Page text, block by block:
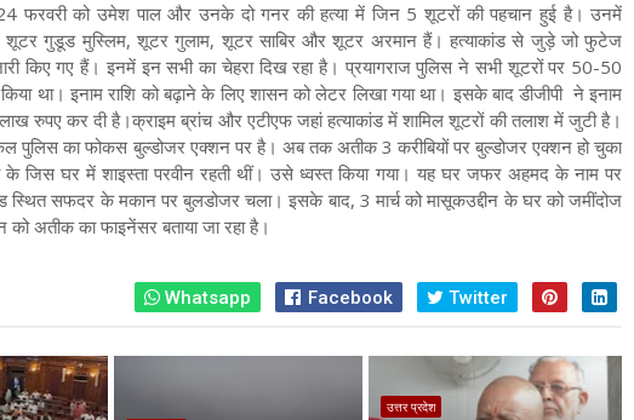
फरवरी को उमेश पाल और उनके दो गनर की हत्या में जिन 5 शूटरों की पहचान हुई है। उनमें
गुडूड मुस्लिम, शूटर गुलाम, शूटर साबिर और शूटर अरमान हैं। हत्याकांड से जुड़े जो फुटेज
किए गए हैं। इनमें इन सभी का चेहरा दिख रहा है। प्रयागराज पुलिस ने सभी शूटरों पर 50-50
किया था। इनाम राशि को बढ़ाने के लिए शासन को लेटर लिखा गया था। इसके बाद डीजीपी ने इनाम
लाख रुपए कर दी है।क्राइम ब्रांच और एटीएफ जहां हत्याकांड में शामिल शूटरों की तलाश में जुटी है।
पुलिस का फोकस बुल्डोजर एक्शन पर है। अब तक अतीक 3 करीबियों पर बुल्डोजर एक्शन हो चुका
के जिस घर में शाइस्ता परवीन रहती थीं। उसे ध्वस्त किया गया। यह घर जफर अहमद के नाम पर
स्थित सफदर के मकान पर बुलडोजर चला। इसके बाद, 3 मार्च को मासूकउद्दीन के घर को जमींदोज
को अतीक का फाइनेंसर बताया जा रहा है।
Whatsapp Facebook Twitter
उत्तर प्रदेश